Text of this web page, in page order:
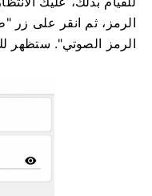
الرمز، ثم انقر على زر
الرمز الصوتي". ستظهر